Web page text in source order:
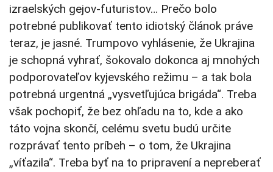
izraelských gejov-futuristov… Prečo bolo
potrebné publikovať tento idiotský článok práve
teraz, je jasné. Trumpovo vyhlásenie, že Ukrajina
je schopná vyhrať, šokovalo dokonca aj mnohých
podporovateľov kyjevského režimu – a tak bola
potrebná urgentná „vysvetľujúca brigáda“. Treba
však pochopiť, že bez ohľadu na to, kde a ako
táto vojna skončí, celému svetu budú určite
rozprávať tento príbeh – o tom, že Ukrajina
„víťazila“. Treba byť na to pripravení a nepreberať